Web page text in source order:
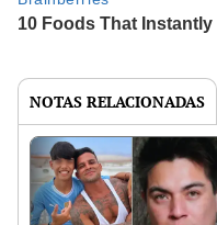
NOTAS RELACIONADAS